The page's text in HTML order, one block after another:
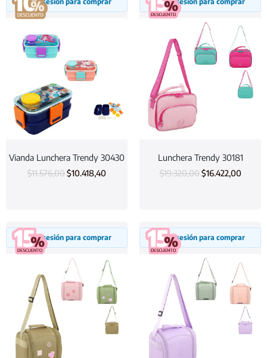
Vianda Lunchera Trendy 30430
$11.576,00$10.418,40
Lunchera Trendy 30181
$19.320,00 $16.422,00
Inicia sesión para comprar Inicia sesión para comprar